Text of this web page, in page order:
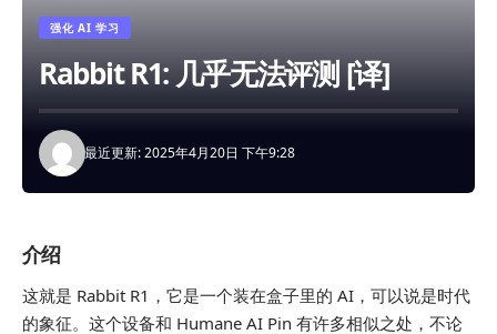
强化 AI 学习
Rabbit R1: 几乎无法评测 [译]
最近更新: 2025年4月20日 下午9:28
介绍
这就是 Rabbit R1，它是一个装在盒子里的 AI，可以说是时代
的象征。这个设备和 Humane AI Pin 有许多相似之处，不论